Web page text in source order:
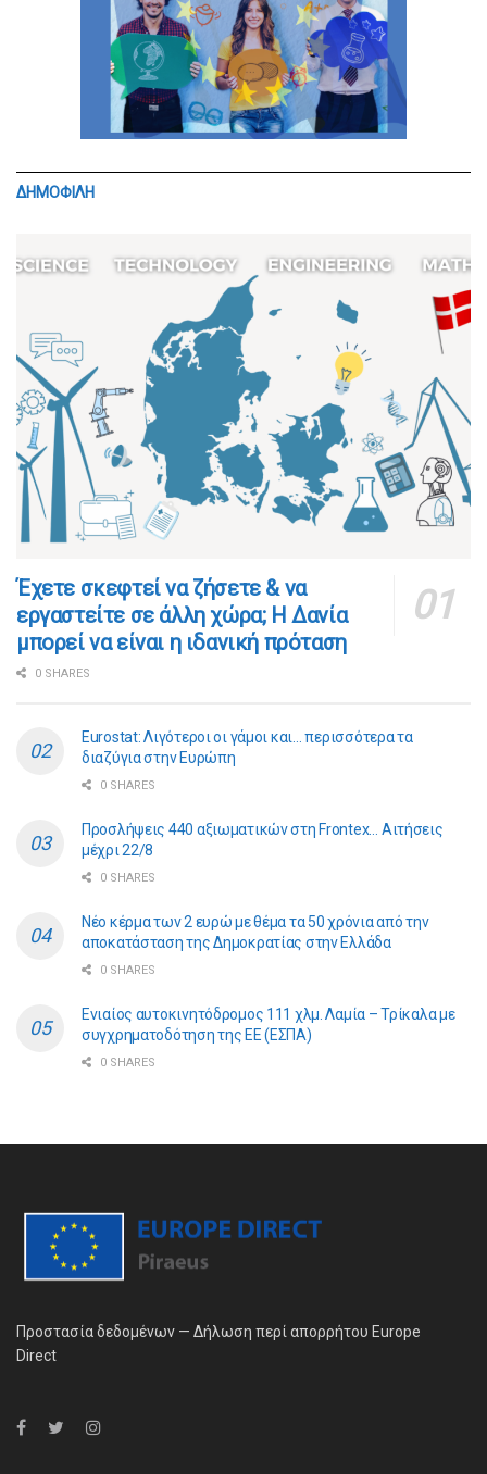
ΔΗΜΟΦΙΛΗ
​​Έχετε σκεφτεί να ζήσετε & να
εργαστείτε σε άλλη χώρα; Η Δανία
μπορεί να είναι η ιδανική πρόταση
0 SHARES
Eurostat: Λιγότεροι οι γάμοι και… περισσότερα τα
διαζύγια στην Ευρώπη
0 SHARES
Προσλήψεις 440 αξιωματικών στη Frontex… Αιτήσεις
μέχρι 22/8
0 SHARES
Νέο κέρμα των 2 ευρώ με θέμα τα 50 χρόνια από την
αποκατάσταση της Δημοκρατίας στην Ελλάδα
0 SHARES
Ενιαίος αυτοκινητόδρομος 111 χλμ. Λαμία – Τρίκαλα με
συγχρηματοδότηση της ΕE (ΕΣΠΑ)
0 SHARES
Προστασία δεδομένων — Δήλωση περί απορρήτου Europe
Direct